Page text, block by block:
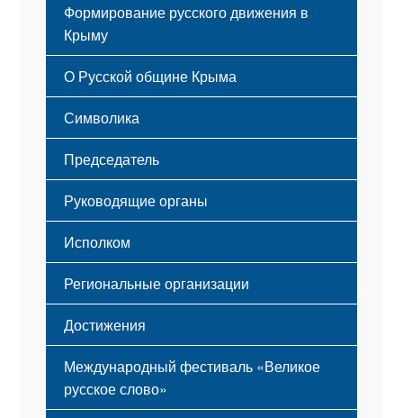
Формирование русского движения в
Крыму
Русский Крым
О Русской общине Крыма
Этапы становления
Принципы деятельности
Структура
Мероприятия
Символика
Флаг
Герб
Гимн
Председатель
Руководящие органы
Исполком
Региональные организации
Достижения
Международный фестиваль «Великое
русское слово»